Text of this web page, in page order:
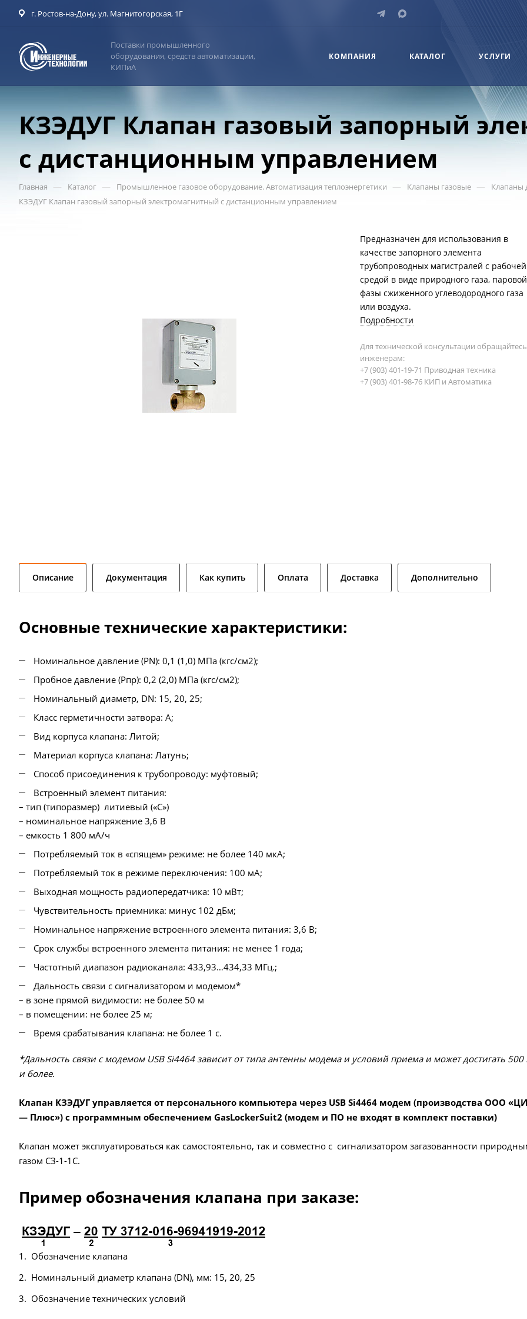
г. Ростов-на-Дону, ул. Магнитогорская, 1Г
Поставки промышленного
оборудования, средств автоматизации,
КИПиА
КОМПАНИЯ КАТАЛОГ УСЛУГИ
КЗЭДУГ Клапан газовый запорный
с дистанционным управлением
Главная — Каталог — Промышленное газовое оборудование. Автоматизация теплоэнергетики — Клапаны газовые — Клапаны
КЗЭДУГ Клапан газовый запорный электромагнитный с дистанционным управлением
Предназначен для использования в
качестве запорного элемента
трубопроводных магистралей с рабочей
средой в виде природного газа, паровой
фазы сжиженного углеводородного газа
или воздуха.
Подробности
Для технической консультации
инженерам:
+7 (903) 401-19-71 Приводная техника
+7 (903) 401-98-76 КИП и Автоматика
Описание Документация Как купить Оплата Доставка Дополнительно
Основные технические характеристики:
Номинальное давление (PN): 0,1 (1,0) МПа (кгс/см2);
Пробное давление (Рпр): 0,2 (2,0) МПа (кгс/см2);
Номинальный диаметр, DN: 15, 20, 25;
Класс герметичности затвора: А;
Вид корпуса клапана: Литой;
Материал корпуса клапана: Латунь;
Способ присоединения к трубопроводу: муфтовый;
Встроенный элемент питания:
– тип (типоразмер) литиевый («С»)
– номинальное напряжение 3,6 В
– емкость 1 800 мА/ч
Потребляемый ток в «спящем» режиме: не более 140 мкА;
Потребляемый ток в режиме переключения: 100 мА;
Выходная мощность радиопередатчика: 10 мВт;
Чувствительность приемника: минус 102 дБм;
Номинальное напряжение встроенного элемента питания: 3,6 В;
Срок службы встроенного элемента питания: не менее 1 года;
Частотный диапазон радиоканала: 433,93…434,33 МГц.;
Дальность связи с сигнализатором и модемом*
– в зоне прямой видимости: не более 50 м
– в помещении: не более 25 м;
Время срабатывания клапана: не более 1 с.
*Дальность связи с модемом USB Si4464 зависит от типа антенны модема и условий приема и может достигать 500
и более.
Клапан КЗЭДУГ управляется от персонального компьютера через USB Si4464 модем (производства ООО
— Плюс») с программным обеспечением GasLockerSuit2 (модем и ПО не входят в комплект поставки)
Клапан может эксплуатироваться как самостоятельно, так и совместно с сигнализатором загазованности
газом СЗ-1-1С.
Пример обозначения клапана при заказе:
Обозначение клапана
Номинальный диаметр клапана (DN), мм: 15, 20, 25
Обозначение технических условий